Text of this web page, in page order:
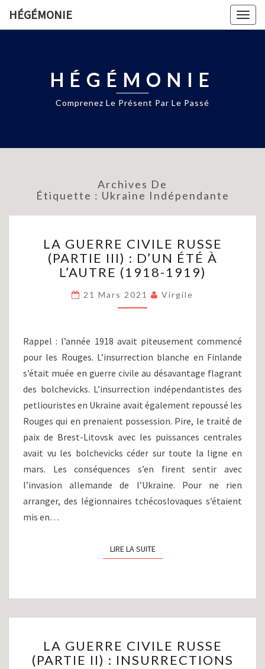
HÉGÉMONIE
HÉGÉMONIE
Comprenez Le Présent Par Le Passé
Archives De
Étiquette : Ukraine Indépendante
GUERRE
CIVILE
RUSSE
III)
:
ÉTÉ
À
L’AUTRE
(1918-
1919)
LA GUERRE CIVILE RUSSE
(PARTIE III) : D’UN ÉTÉ À
L’AUTRE (1918-1919)
21 Mars 2021 Virgile
Rappel : l’année 1918 avait piteusement commencé
pour les Rouges. L’insurrection blanche en Finlande
s’était muée en guerre civile au désavantage flagrant
des bolchevicks. L’insurrection indépendantistes des
petliouristes en Ukraine avait également repoussé les
Rouges qui en prenaient possession. Pire, le traité de
paix de Brest-Litovsk avec les puissances centrales
avait vu les bolchevicks céder sur toute la ligne en
mars. Les conséquences s’en firent sentir avec
l’invasion allemande de l’Ukraine. Pour ne rien
arranger, des légionnaires tchécoslovaques s’étaient
mis en…
LIRE LA SUITELIRE LA SUITE
GUERRE
CIVILE
LA GUERRE CIVILE RUSSE
(PARTIE II) : INSURRECTIONS